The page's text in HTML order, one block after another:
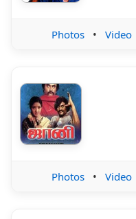
Photos • Video
Photos • Video